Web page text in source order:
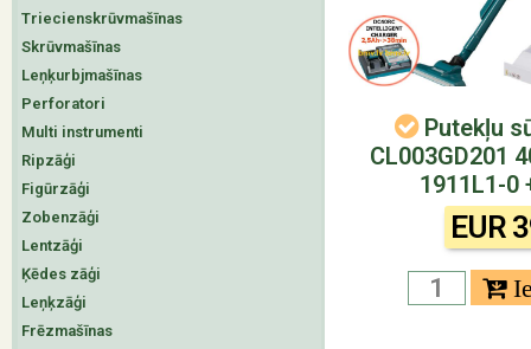
Triecienskrūvmašīnas
Skrūvmašīnas
Leņķurbjmašīnas
Perforatori
Multi instrumenti
Ripzāģi
Figūrzāģi
Zobenzāģi
Lentzāģi
Ķēdes zāģi
Leņķzāģi
Frēzmašīnas
Putekļu
CL003GD201
1911L1-0
EUR